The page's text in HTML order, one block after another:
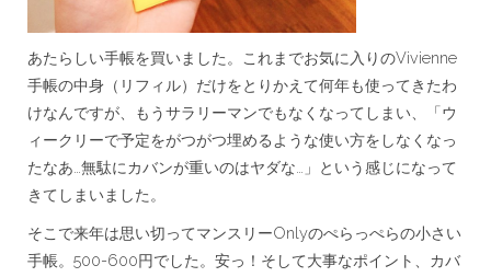
あたらしい手帳を買いました。これまでお気に入りのVivienne
手帳の中身（リフィル）だけをとりかえて何年も使ってきたわ
けなんですが、もうサラリーマンでもなくなってしまい、「ウ
ィークリーで予定をがつがつ埋めるような使い方をしなくなっ
たなあ…無駄にカバンが重いのはヤダな…」という感じになって
きてしまいました。
そこで来年は思い切ってマンスリーOnlyのぺらっぺらの小さい
手帳。500-600円でした。安っ！そして大事なポイント、カバ